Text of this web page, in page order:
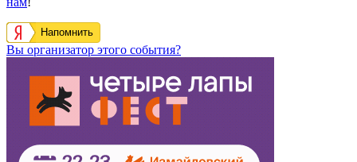
Напомнить
Вы организатор этого события?